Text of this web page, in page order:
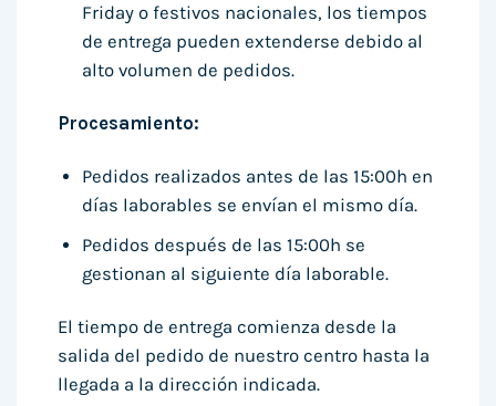
Friday o festivos nacionales, los tiempos
de entrega pueden extenderse debido al
alto volumen de pedidos.
Procesamiento:
Pedidos realizados antes de las 15:00h en
días laborables se envían el mismo día.
Pedidos después de las 15:00h se
gestionan al siguiente día laborable.
El tiempo de entrega comienza desde la
salida del pedido de nuestro centro hasta la
llegada a la dirección indicada.